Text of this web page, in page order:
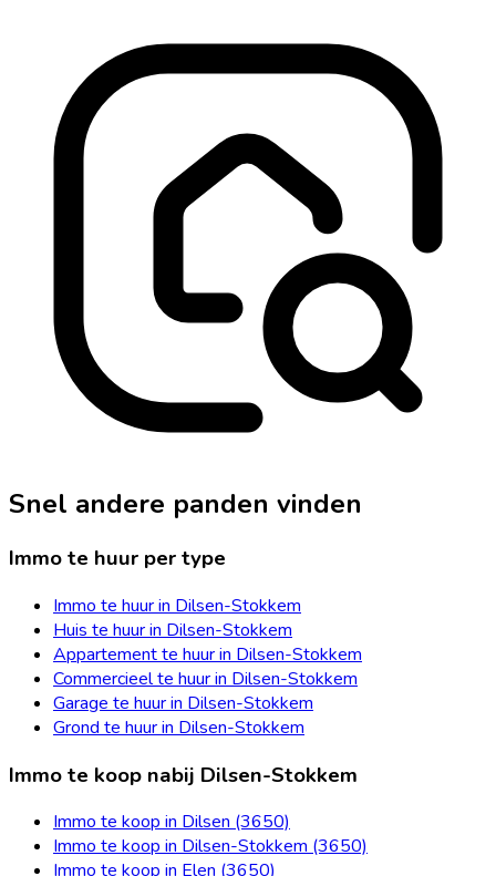
Snel andere panden vinden
Immo te huur per type
Immo te huur in Dilsen-Stokkem
Huis te huur in Dilsen-Stokkem
Appartement te huur in Dilsen-Stokkem
Commercieel te huur in Dilsen-Stokkem
Garage te huur in Dilsen-Stokkem
Grond te huur in Dilsen-Stokkem
Immo te koop nabij Dilsen-Stokkem
Immo te koop in Dilsen (3650)
Immo te koop in Dilsen-Stokkem (3650)
Immo te koop in Elen (3650)